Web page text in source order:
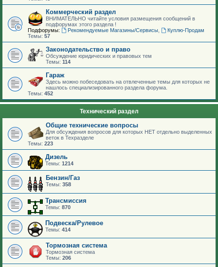
Коммерческий раздел
ВНИМАТЕЛЬНО читайте условия размещения сообщений в
подфорумах этого раздела !
Подфорумы:
Рекомендуемые Магазины/Сервисы,
Куплю-Продам
Темы: 57
Законодательство и право
Обсуждение юридических и правовых тем
Темы: 114
Гараж
Здесь можно побеседовать на отвлеченные темы для которых не
нашлось специализированного раздела форума.
Темы: 452
Технический раздел
Общие технические вопросы
Для обсуждения вопросов для которых НЕТ отдельно выделенных
веток в Техразделе
Темы: 223
Дизель
Темы: 1214
Бензин/Газ
Темы: 358
Трансмиссия
Темы: 870
Подвеска/Рулевое
Темы: 414
Тормозная система
Тормозная система
Темы: 206